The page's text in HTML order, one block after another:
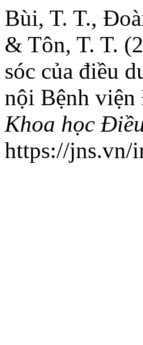
Bùi, T. T.,
& Tôn, T. T.
sóc của điều
nội Bệnh
Khoa học
https://jns.vn/